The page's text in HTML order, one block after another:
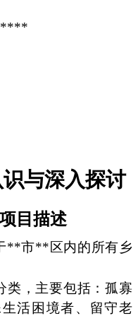
****
与深入探讨
目描述
**市**区内的所有乡
类，主要包括：孤寡
活困境者、留守老